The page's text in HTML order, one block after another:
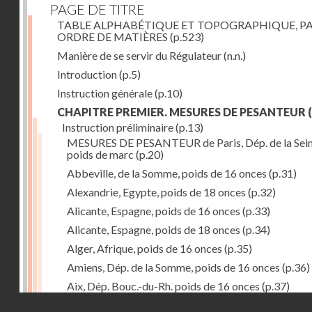
PAGE DE TITRE
TABLE ALPHABÉTIQUE ET TOPOGRAPHIQUE,
ORDRE DE MATIÈRES (p.523)
Manière de se servir du Régulateur(n.n.)
Introduction(p.5)
Instruction générale(p.10)
CHAPITRE PREMIER. MESURES DE PESANTEUR
Instruction préliminaire(p.13)
MESURES DE PESANTEUR de Paris, Dép. de la
poids de marc (p.20)
Abbeville, de la Somme, poids de 16 onces (p.31)
Alexandrie, Egypte, poids de 18 onces (p.32)
Alicante, Espagne, poids de 16 onces (p.33)
Alicante, Espagne, poids de 18 onces (p.34)
Alger, Afrique, poids de 16 onces (p.35)
Amiens, Dép. de la Somme, poids de 16 onces (p.36)
Aix, Dép. Bouc.-du-Rh. poids de 16 onces (p.37)